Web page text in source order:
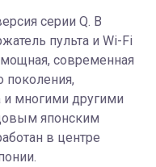
серии Q. В
пульта и Wi-Fi
современная
поколения,
и многими другими
японским
в центре